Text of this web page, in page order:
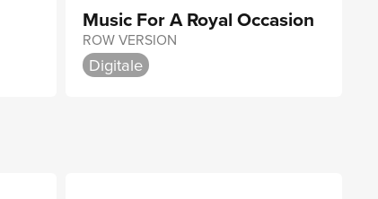
Music For A Royal Occasion
ROW VERSION
Digitale